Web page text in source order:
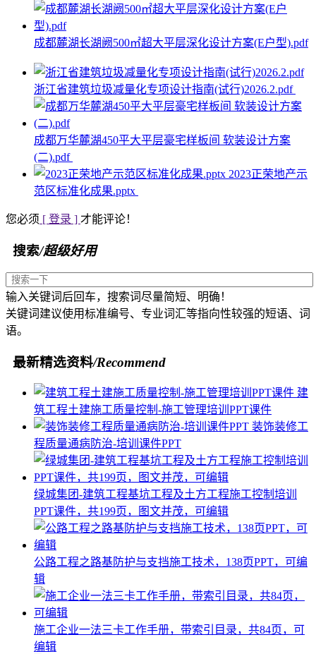
成都麓湖长湖阙500㎡超大平层深化设计方案(E户型).pdf
浙江省建筑垃圾减量化专项设计指南(试行)2026.2.pdf
成都万华麓湖450平大平层豪宅样板间 软装设计方案
(二).pdf
2023正荣地产示
范区标准化成果.pptx
您必须 [ 登录 ] 才能评论！
搜索/超级好用
输入关键词后回车，搜索词尽量简短、明确！
关键词建议使用标准编号、专业词汇等指向性较强的短语、词
语。
最新精选资料/Recommend
建
筑工程土建施工质量控制-施工管理培训PPT课件
装饰装修工
程质量通病防治-培训课件PPT
绿城集团-建筑工程基坑工程及土方工程施工控制培训
PPT课件，共199页，图文并茂，可编辑
公路工程之路基防护与支挡施工技术，138页PPT，可编
辑
施工企业一法三卡工作手册，带索引目录，共84页，可
编辑